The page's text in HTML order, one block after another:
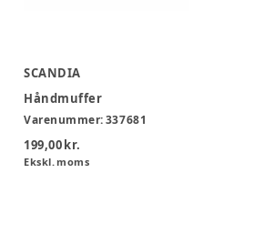
SCANDIA
Håndmuffer
Varenummer:337681
199,00 kr.
Ekskl. moms